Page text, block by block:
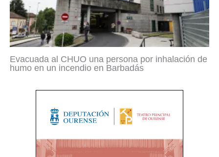
Evacuada al CHUO una persona por inhalación de
humo en un incendio en Barbadás